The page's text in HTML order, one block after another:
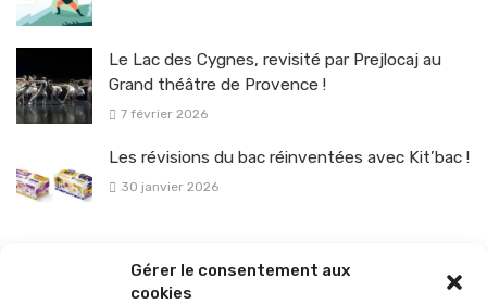
Gérer le consentement aux
cookies
Le Lac des Cygnes, revisité par Prejlocaj au
Grand théâtre de Provence !
7 février 2026
Les révisions du bac réinventées avec Kit’bac !
30 janvier 2026